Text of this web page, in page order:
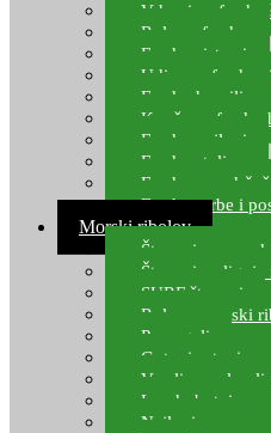
Vrhovi za feeder
Role za feeder
Feeder sistemi
Udice za feeder
Feeder hranilice
Kopče za feeder
Feeder najloni
Feeder stolice
Feeder arm
Feeder torbe i
Morski ribolov
Štapovi za
Štapovi za lignje
SURF štapovi
Role za morski
Parangali
Gotovi setovi za
Varalice za lov
Lov hobotnice
Najloni za more